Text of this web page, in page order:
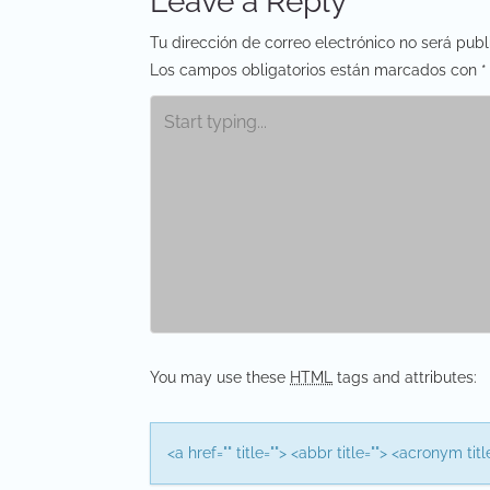
s
t
n
a
t
o
Tu dirección de correo electrónico no será
Los campos obligatorios están marcados con *
You may use these HTML tags and attributes:
<a href="" title=""> <abbr title=""> <acronym